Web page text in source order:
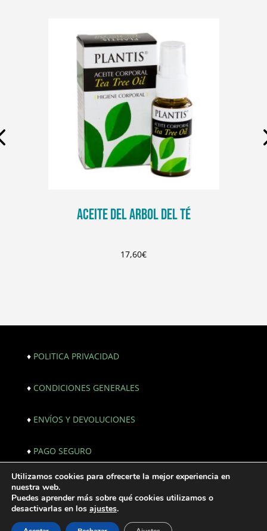
ACEITE DEL ARBOL DEL TÉ
17,60€
♦ POLITICA PRIVACIDAD
♦ CONDICIONES GENERALES
♦ ENVÍOS Y DEVOLUCIONES
♦ PAGO SEGURO
© Copyright 2021. All Rights Reserved. |
Webmaster:
JF creativos | Comunicación
Utilizamos cookies para ofrecerte la mejor experiencia en
nuestra web.
Puedes aprender más sobre qué cookies utilizamos o
desactivarlas en los ajustes.